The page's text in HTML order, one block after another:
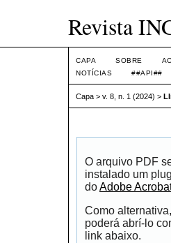
Revista
CAPA SOBRE
NOTÍCIAS
##API##
Capa > v. 8, n. 1 (2024) >
O arquivo PDF
instalado um
doAdobe
Como
poderá abrí-lo
link abaixo.